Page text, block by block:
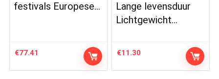
festivals Europese…
€77.41
Lange levensduur
Lichtgewicht…
€11.30